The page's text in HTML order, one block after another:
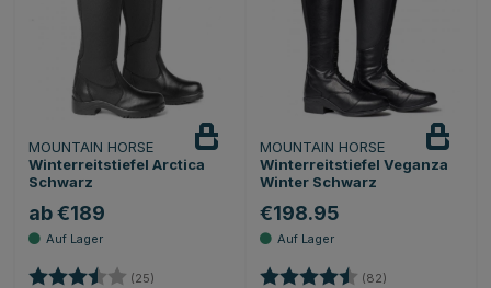
MOUNTAIN HORSE
Winterreitstiefel Arctica
Schwarz
ab €189
Bewertung: (25) 3.8 von 5 Sternen
MOUNTAIN HORSE
Winterreitstiefel Veganza
Winter Schwarz
€198.95
Bewertung: (82)